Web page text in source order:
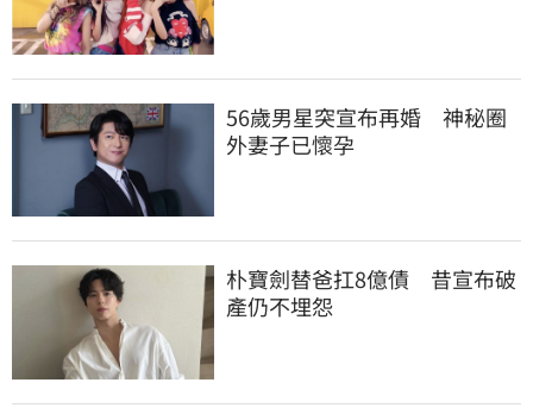
56歲男星突宣布再婚　神秘圈
外妻子已懷孕
朴寶劍替爸扛8億債　昔宣布破
產仍不埋怨